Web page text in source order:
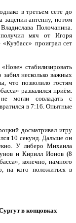
в третьем сете до
зацепил антенну, потом
Полочанина.
мяч от Игоря
проиграл сет
стабилизировать
несколько важных
что позволило гостям
развалился приём.
могли совладать с
в 7:16. Опытные
досматривал игру
10 секунд. Дальше он
У либеро Михаила
и Кирилл Ионов (8
конечно, намного
на кого положиться в
в концовках